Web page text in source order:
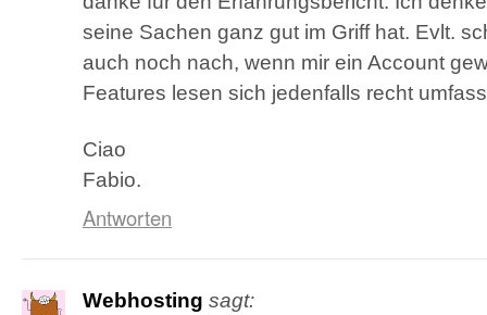
seine Sachen ganz gut im Griff hat. Evlt.
auch noch nach, wenn mir ein Account
Features lesen sich jedenfalls recht
Ciao
Fabio.
Antworten
Webhosting sagt: